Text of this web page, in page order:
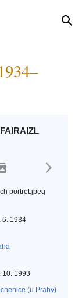
portret.jpeg
6. 1934
10. 1993
(u Prahy)